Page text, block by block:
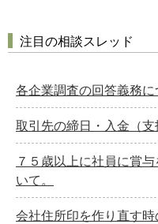
注目の相談スレッド
各企業調査の回答義務に
取引先の締日・入金（
７５歳以上に社員に賞
いて。
会社住所印を作り直す時